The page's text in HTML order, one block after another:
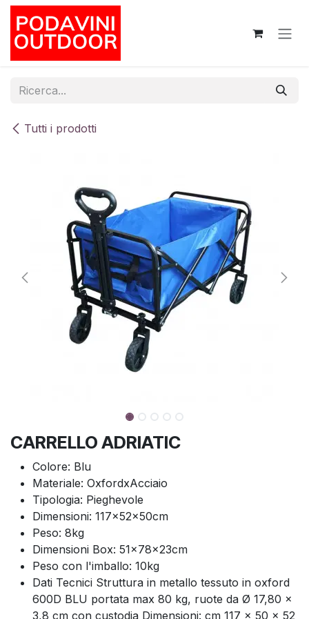
Passa al contenuto
Tutti i prodotti
CARRELLO ADRIATIC
Colore: Blu
Materiale: OxfordxAcciaio
Tipologia: Pieghevole
Dimensioni: 117x52x50cm
Peso: 8kg
Dimensioni Box: 51x78x23cm
Peso con l'imballo: 10kg
Dati Tecnici Struttura in metallo tessuto in oxford
600D BLU portata max 80 kg, ruote da Ø 17,80 x
3,8 cm con custodia Dimensioni: cm 117 x 50 x 52